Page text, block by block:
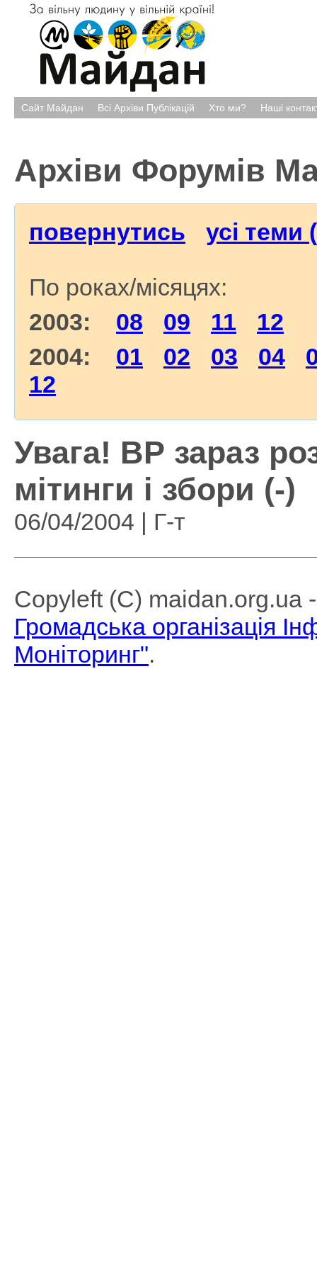
Сайт Майдан Всі Архіви Публікацій Хто ми? Наші
Архіви Форумів
повернутись усі теми
По роках/місяцях:
2003: 08 09 11
12
2004: 01 02 03 04
12
Увага! ВР зараз
мітинги і збори (-)
06/04/2004 | Г-т
Copyleft (C) maidan.org.ua
Громадська організація
Моніторинг".